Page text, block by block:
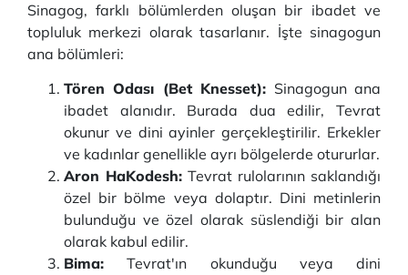
Sinagog, farklı bölümlerden oluşan bir ibadet ve
topluluk merkezi olarak tasarlanır. İşte sinagogun
ana bölümleri:
Tören Odası (Bet Knesset): Sinagogun ana
ibadet alanıdır. Burada dua edilir, Tevrat
okunur ve dini ayinler gerçekleştirilir. Erkekler
ve kadınlar genellikle ayrı bölgelerde otururlar.
Aron HaKodesh: Tevrat rulolarının saklandığı
özel bir bölme veya dolaptır. Dini metinlerin
bulunduğu ve özel olarak süslendiği bir alan
olarak kabul edilir.
Bima: Tevrat'ın okunduğu veya dini